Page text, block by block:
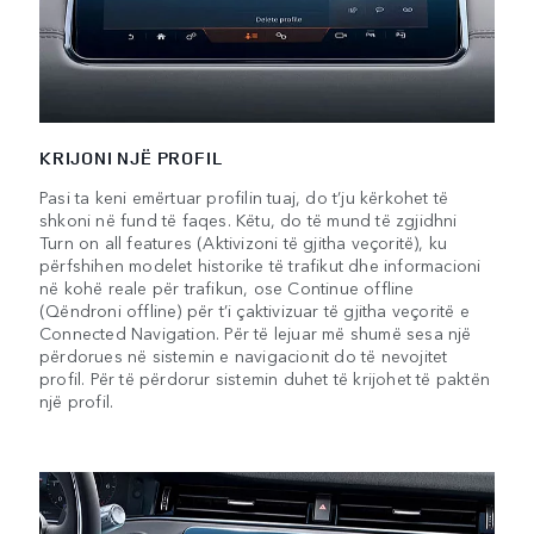
KRIJONI NJË PROFIL
Pasi ta keni emërtuar profilin tuaj, do t’ju kërkohet të
shkoni në fund të faqes. Këtu, do të mund të zgjidhni
Turn on all features (Aktivizoni të gjitha veçoritë), ku
përfshihen modelet historike të trafikut dhe informacioni
në kohë reale për trafikun, ose Continue offline
(Qëndroni offline) për t’i çaktivizuar të gjitha veçoritë e
Connected Navigation. Për të lejuar më shumë sesa një
përdorues në sistemin e navigacionit do të nevojitet
profil. Për të përdorur sistemin duhet të krijohet të paktën
një profil.